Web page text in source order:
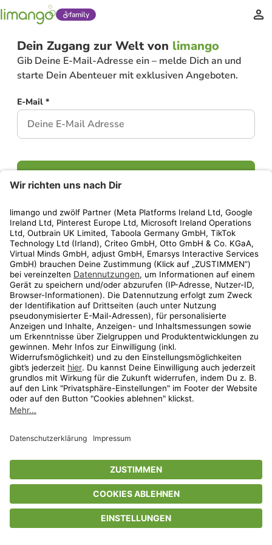
family
Dein Zugang zur Welt von limango
Gib Deine E-Mail-Adresse ein – melde Dich an und
starte Dein Abenteuer mit exklusiven Angeboten.
E-Mail *
Weiter
Privatsphäre-EinstellungenAGBDatenschutzCompliance
GeschenkgutscheinbedingungenImpressumHelp Center